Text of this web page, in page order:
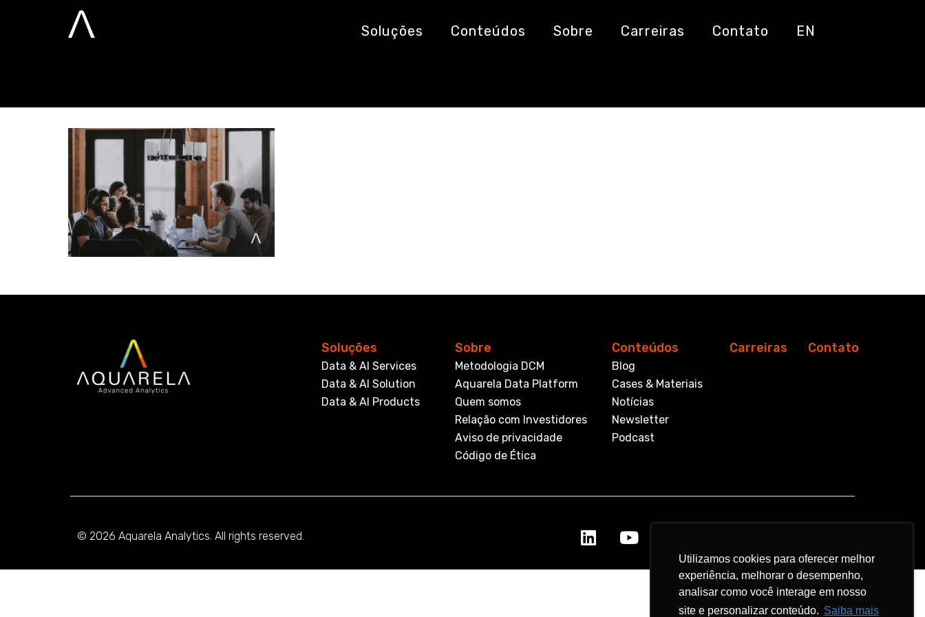
Utilizamos cookies para oferecer melhor
experiência, melhorar o desempenho,
analisar como você interage em nosso
site e personalizar conteúdo. Saiba mais
Utilizamos cookies para oferecer melhor
experiência, melhorar o desempenho,
analisar como você interage em nosso
site e personalizar conteúdo. Saiba mais
Soluções Conteúdos Sobre Carreiras Contato EN
Gestão de Pessoas
Soluções
Data & AI Services
Data & AI Solution
Data & AI Products
Sobre
Metodologia DCM
Aquarela Data Platform
Quem somos
Relação com Investidores
Aviso de privacidade
Código de Ética
Conteúdos
Blog
Cases & Materiais
Notícias
Newsletter
Podcast
Carreiras Contato
© 2026 Aquarela Analytics. All rights reserved.